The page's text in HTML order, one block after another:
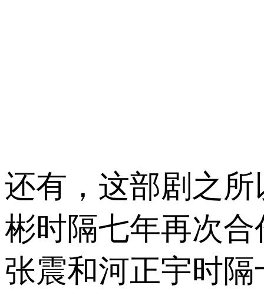
还有，这部剧之
彬时隔七年再次
张震和河正宇时